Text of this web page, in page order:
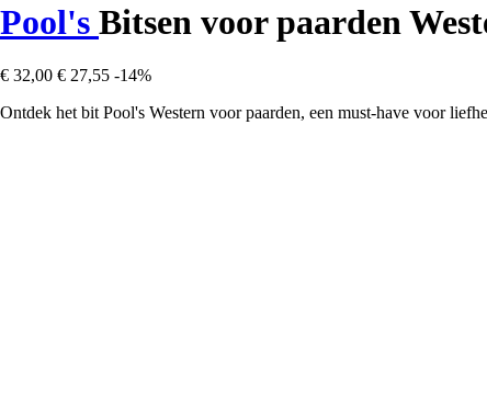
Pool's Bitsen voor paarden
€ 32,00 € 27,55 -14%
Ontdek het bit Pool's Western voor paarden, een must-have voor